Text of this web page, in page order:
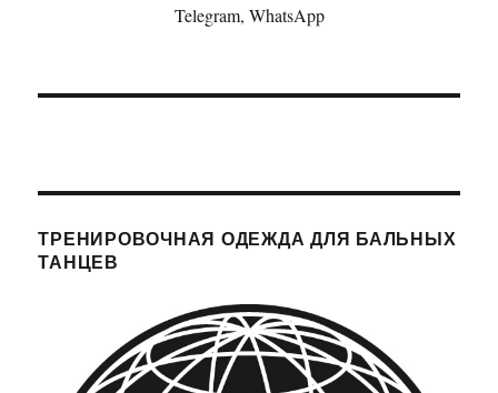
Telegram, WhatsApp
ТРЕНИРОВОЧНАЯ ОДЕЖДА ДЛЯ БАЛЬНЫХ
ТАНЦЕВ